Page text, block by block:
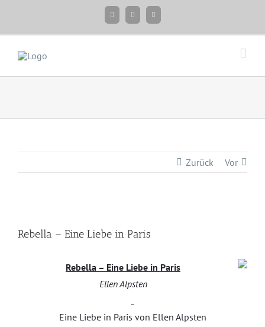
FacebookInstagramTwitter
Zurück Vor
grösseres
Rebella – Eine Liebe in Paris
Rebella – Eine Liebe in Paris
Ellen Alpsten
Eine Liebe in Paris von Ellen Alpsten